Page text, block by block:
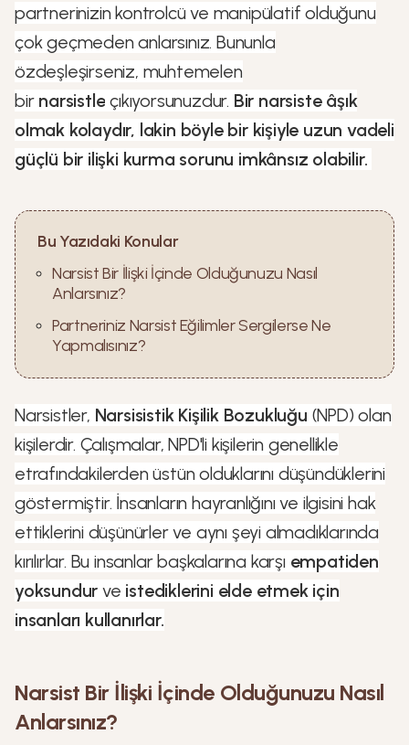
partnerinizin kontrolcü ve manipülatif olduğunu
çok geçmeden anlarsınız. Bununla
özdeşleşirseniz, muhtemelen
bir narsistle çıkıyorsunuzdur. Bir narsiste âşık
olmak kolaydır, lakin böyle bir kişiyle uzun vadeli
güçlü bir ilişki kurma sorunu imkânsız olabilir.
Bu Yazıdaki Konular
Narsist Bir İlişki İçinde Olduğunuzu Nasıl
Anlarsınız?
Partneriniz Narsist Eğilimler Sergilerse Ne
Yapmalısınız?
Narsistler, Narsisistik Kişilik Bozukluğu (NPD) olan
kişilerdir. Çalışmalar, NPD'li kişilerin genellikle
etrafındakilerden üstün olduklarını düşündüklerini
göstermiştir. İnsanların hayranlığını ve ilgisini hak
ettiklerini düşünürler ve aynı şeyi almadıklarında
kırılırlar. Bu insanlar başkalarına karşı empatiden
yoksundur ve istediklerini elde etmek için
insanları kullanırlar.
Narsist Bir İlişki İçinde Olduğunuzu Nasıl
Anlarsınız?